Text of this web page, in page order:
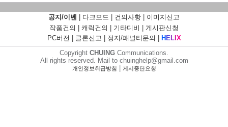
공지/이벤 다크모드 건의사항
이미지신고
작품건의
캐릭건의 기타디비
게시판신청
PC버전
클론신고 정지/패널티문의 H ELI X
Copyright CHUING Communications.
All rights reserved. Mail to chuinghelp@gmail.com
개인정보취급방침 게시중단요청